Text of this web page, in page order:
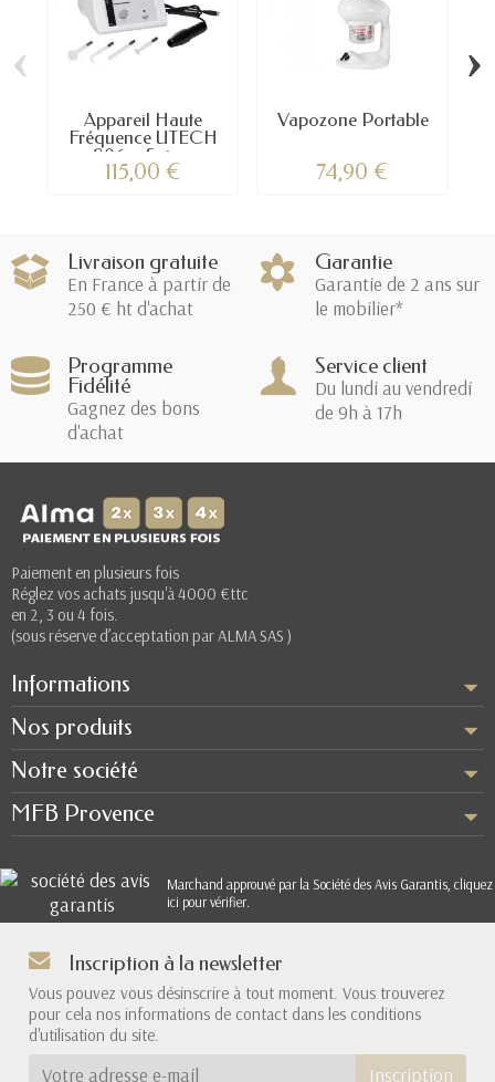
Appareil Haute
Fréquence UTECH
806 – Soin...
115,00 €
Vapozone Portable
74,90 €
‹ ›
Livraison gratuite
En France à partir de
250 € ht d'achat
Garantie
Garantie de 2 ans sur
le mobilier*
Programme
Fidélité
Gagnez des bons
d'achat
Service client
Du lundi au vendredi
de 9h à 17h
Paiement en plusieurs fois
Réglez vos achats jusqu'à 4000 €ttc
en 2, 3 ou 4 fois.
(sous réserve d’acceptation par ALMA SAS )
Informations
Nos produits
Notre société
MFB Provence
Marchand approuvé par la Société des Avis Garantis, cliquez
ici pour vérifier.
Inscription à la newsletter
Vous pouvez vous désinscrire à tout moment. Vous trouverez
pour cela nos informations de contact dans les conditions
d'utilisation du site.
Inscription